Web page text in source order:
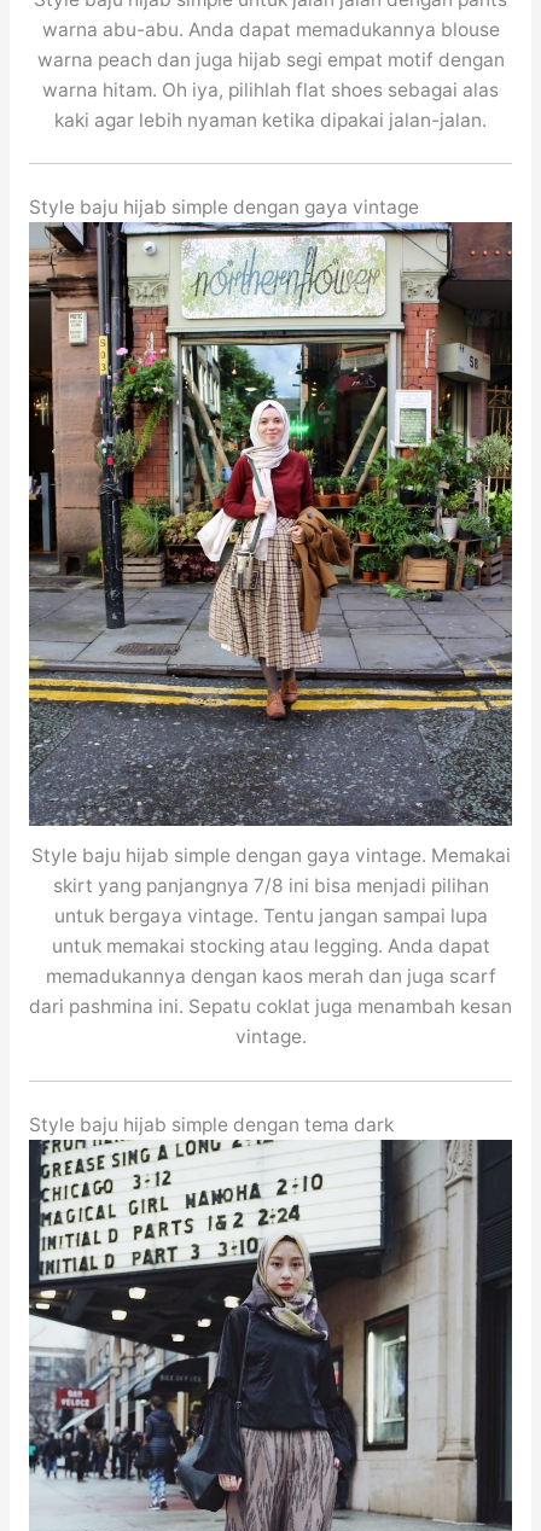
warna abu-abu. Anda dapat memadukannya blouse
warna peach dan juga hijab segi empat motif dengan
warna hitam. Oh iya, pilihlah flat shoes sebagai alas
kaki agar lebih nyaman ketika dipakai jalan-jalan.
Style baju hijab simple dengan gaya vintage
Style baju hijab simple dengan gaya vintage. Memakai
skirt yang panjangnya 7/8 ini bisa menjadi pilihan
untuk bergaya vintage. Tentu jangan sampai lupa
untuk memakai stocking atau legging. Anda dapat
memadukannya dengan kaos merah dan juga scarf
dari pashmina ini. Sepatu coklat juga menambah kesan
vintage.
Style baju hijab simple dengan tema dark